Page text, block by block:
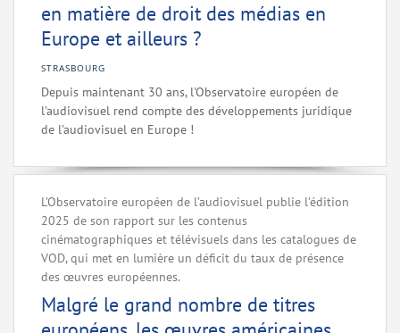
en matière de droit des médias en
Europe et ailleurs ?
STRASBOURG
Depuis maintenant 30 ans, l'Observatoire européen de
l'audiovisuel rend compte des développements juridique
de l'audiovisuel en Europe !
L’Observatoire européen de l’audiovisuel publie l’édition
2025 de son rapport sur les contenus
cinématographiques et télévisuels dans les catalogues de
VOD, qui met en lumière un déficit du taux de présence
des œuvres européennes.
Malgré le grand nombre de titres